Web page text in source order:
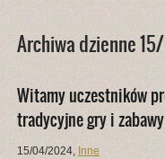
Archiwa dzienne
Witamy uczestników
tradycyjne gry i
15/04/2024, Inne